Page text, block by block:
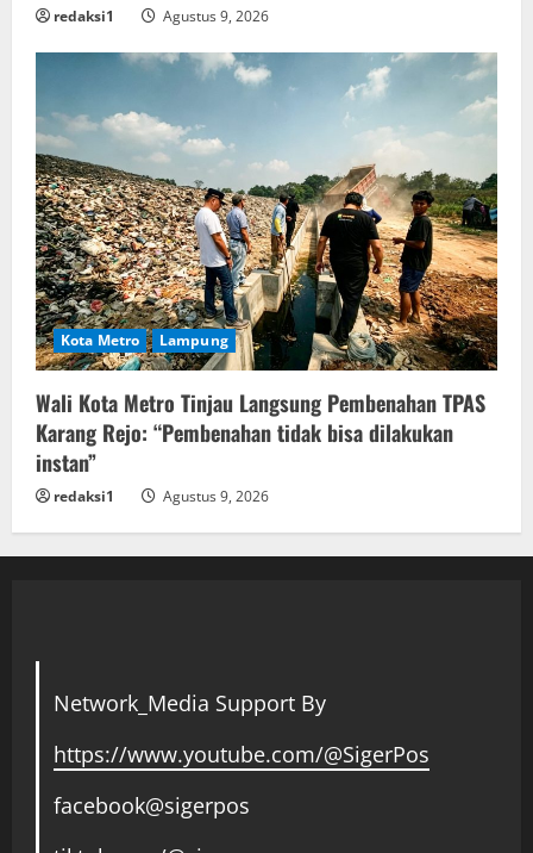
redaksi1 Agustus 9, 2026
Kota Metro Lampung
Wali Kota Metro Tinjau Langsung Pembenahan TPAS
Karang Rejo: “Pembenahan tidak bisa dilakukan
instan”
redaksi1 Agustus 9, 2026
Network_Media Support By
https://www.youtube.com/@SigerPos
facebook@sigerpos